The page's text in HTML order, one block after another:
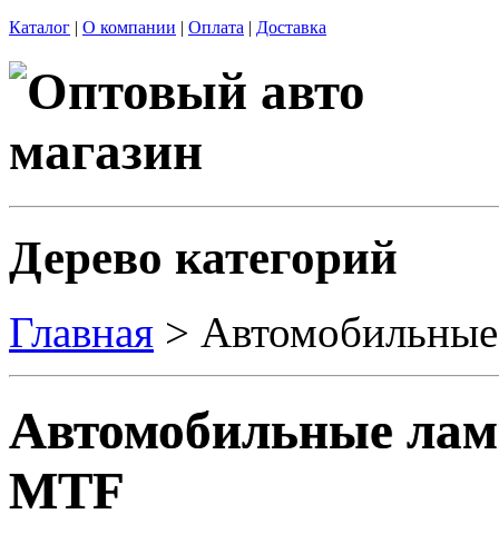
Каталог | О компании | Оплата | Доставка
Дерево категорий
Главная >
Автомобильные
MTF